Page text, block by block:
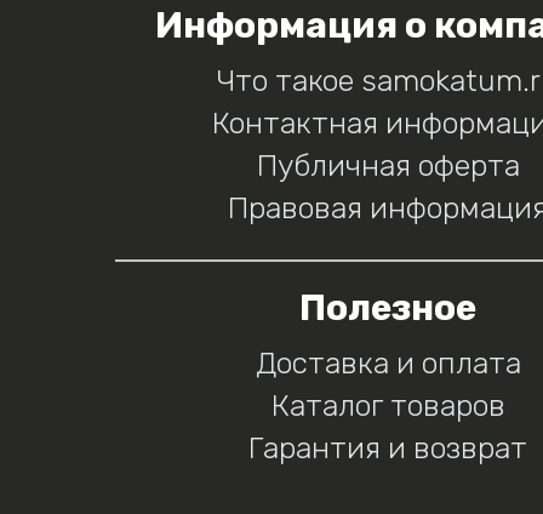
Информация о
Что такое
Контактная
Публичная оферта
Правовая
Полезное
Доставка и оплата
Каталог товаров
Гарантия и возврат